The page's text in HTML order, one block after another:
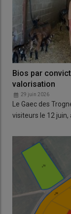
Bios par
valorisation
29 juin 2026
Le Gaec des
visiteurs le 12 juin,